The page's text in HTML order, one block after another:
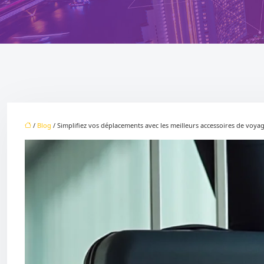
/ Blog / Simplifiez vos déplacements avec les meilleurs accessoires de